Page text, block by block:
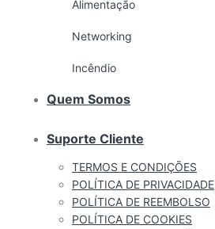
Alimentação
Networking
Incêndio
Quem Somos
Suporte Cliente
TERMOS E CONDIÇÕES
POLÍTICA DE PRIVACIDADE
POLÍTICA DE REEMBOLSO
POLÍTICA DE COOKIES